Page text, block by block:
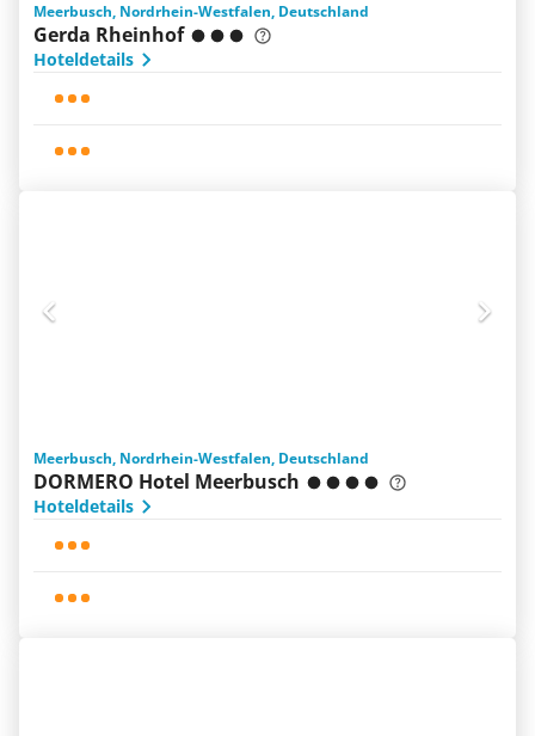
Meerbusch, Nordrhein-Westfalen, Deutschland
Gerda Rheinhof
Hoteldetails
Meerbusch, Nordrhein-Westfalen, Deutschland
DORMERO Hotel Meerbusch
Hoteldetails